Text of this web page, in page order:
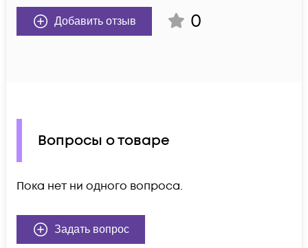
Добавить отзыв 0
Вопросы о товаре
Пока нет ни одного вопроса.
Задать вопрос